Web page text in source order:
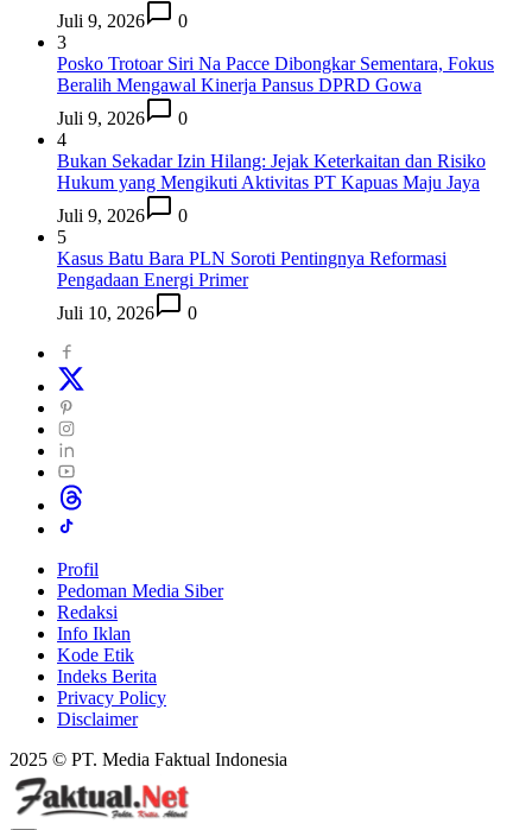
Juli 9, 2026
0
3
Posko Trotoar Siri Na Pacce Dibongkar Sementara, Fokus
Beralih Mengawal Kinerja Pansus DPRD Gowa
Juli 9, 2026
0
4
Bukan Sekadar Izin Hilang: Jejak Keterkaitan dan Risiko
Hukum yang Mengikuti Aktivitas PT Kapuas Maju Jaya
Juli 9, 2026
0
5
Kasus Batu Bara PLN Soroti Pentingnya Reformasi
Pengadaan Energi Primer
Juli 10, 2026
0
Profil
Pedoman Media Siber
Redaksi
Info Iklan
Kode Etik
Indeks Berita
Privacy Policy
Disclaimer
2025 © PT. Media Faktual Indonesia